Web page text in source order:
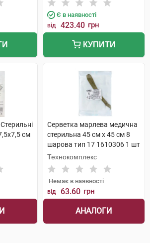
Є в наявності
від 423.40 грн
КУПИТИ
см
Серветка марлева медична
стерильна 45 см х 45 см 8
шарова тип 17 1610306 1 шт
Технокомплекс
Немає в наявності
від 63.60 грн
АНАЛОГИ